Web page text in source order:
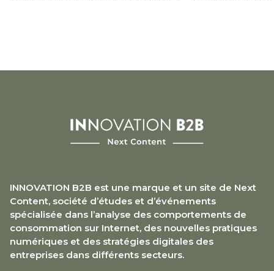
INNOVATION B2B est une marque et un site de Next
Content, société d’études et d’événements
spécialisée dans l’analyse des comportements de
consommation sur Internet, des nouvelles pratiques
numériques et des stratégies digitales des
entreprises dans différents secteurs.